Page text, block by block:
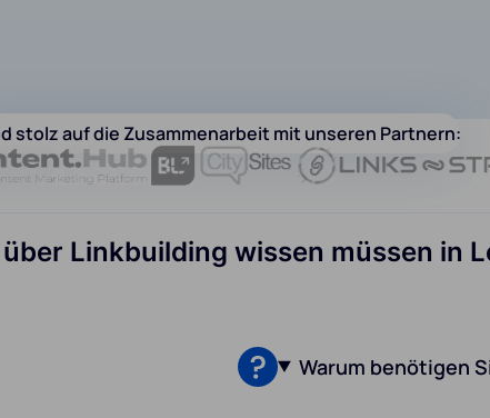
stolz auf die Zusammenarbeit mit unseren Partnern:
Linkbuilding wissen müssen in
Warum benötigen